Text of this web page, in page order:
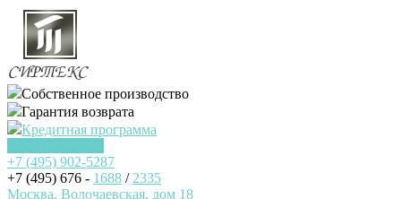
Собственное производство
Гарантия возврата
Кредитная программа
+7 (495) 902-5287
+7 (495) 676 - 1688 / 2335
Москва, Волочаевская, дом 18